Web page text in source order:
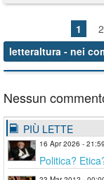
1 2
letteraltura - nei
Nessun
PIÙ LETTE
16 Apr 2026 - 21:59
Politica?